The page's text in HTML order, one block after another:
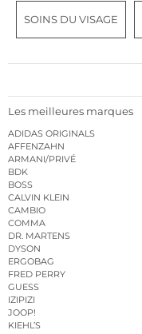
SOINS DU VISAGE
Les meilleures marques
ADIDAS ORIGINALS
AFFENZAHN
ARMANI/PRIVÉ
BDK
BOSS
CALVIN KLEIN
CAMBIO
COMMA
DR. MARTENS
DYSON
ERGOBAG
FRED PERRY
GUESS
IZIPIZI
JOOP!
KIEHL’S